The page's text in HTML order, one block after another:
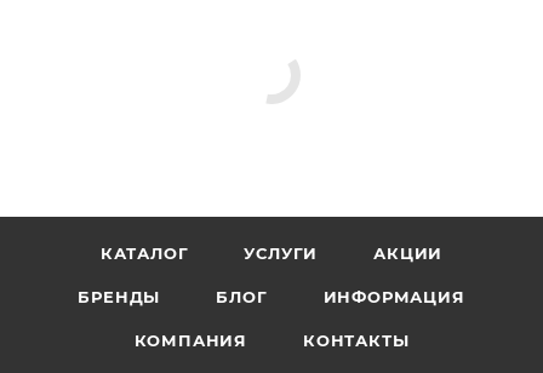
КАТАЛОГ УСЛУГИ АКЦИИ
БРЕНДЫ БЛОГ ИНФОРМАЦИЯ
КОМПАНИЯ КОНТАКТЫ